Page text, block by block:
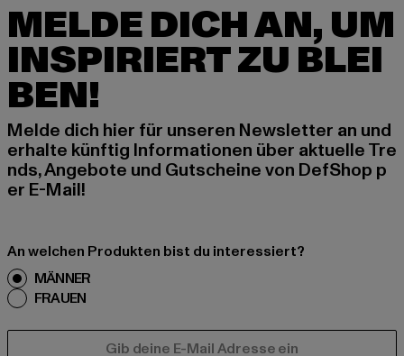
MELDE DICH AN, UM
INSPIRIERT ZU BLEI
BEN!
Melde dich hier für unseren Newsletter an und
erhalte künftig Informationen über aktuelle Tre
nds, Angebote und Gutscheine von DefShop p
er E-Mail!
An welchen Produkten bist du interessiert?
MÄNNER
FRAUEN